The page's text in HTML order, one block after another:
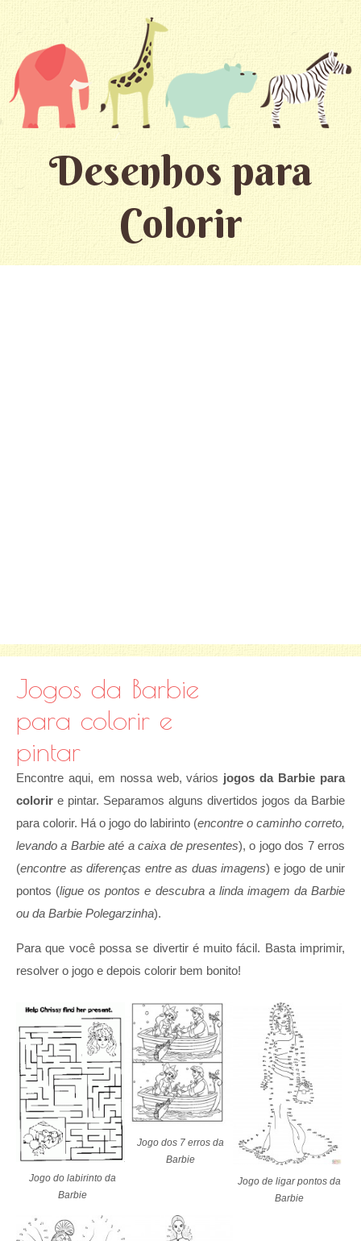
Desenhos para
Colorir
Jogos da Barbie
para colorir e
pintar
Encontre aqui, em nossa web, vários jogos da Barbie para
colorir e pintar. Separamos alguns divertidos jogos da Barbie
para colorir. Há o jogo do labirinto (encontre o caminho correto,
levando a Barbie até a caixa de presentes), o jogo dos 7 erros
(encontre as diferenças entre as duas imagens) e jogo de unir
pontos (ligue os pontos e descubra a linda imagem da Barbie
ou da Barbie Polegarzinha).
Para que você possa se divertir é muito fácil. Basta imprimir,
resolver o jogo e depois colorir bem bonito!
Jogo do labirinto da
Barbie
Jogo dos 7 erros da
Barbie
Jogo de ligar pontos da
Barbie